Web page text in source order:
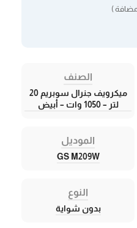
)
الصنف
ميكرويف جنرال سوبريم 20
لتر – 1050 وات – أبيض
الموديل
GS M209W
النوع
بدون شواية